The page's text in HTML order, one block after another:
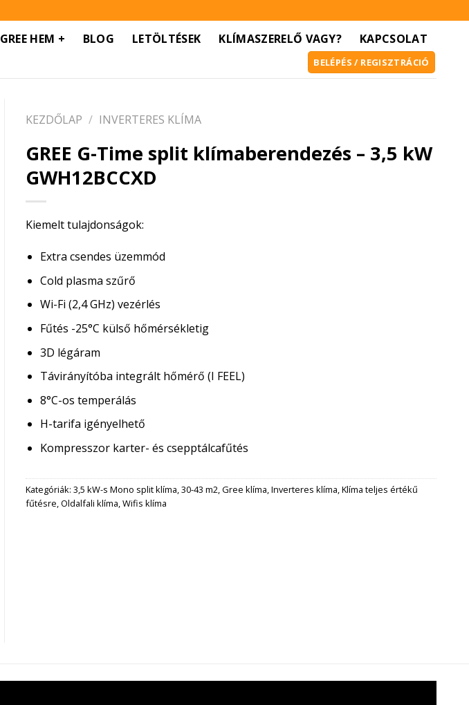
GREE HEM + BLOG LETÖLTÉSEK KLÍMASZERELŐ VAGY? KAPCSOLAT
BELÉPÉS / REGISZTRÁCIÓ
KEZDŐLAP / INVERTERES KLÍMA
GREE G-Time split klímaberendezés – 3,5 kW
GWH12BCCXD
Kiemelt tulajdonságok:
Extra csendes üzemmód
Cold plasma szűrő
Wi-Fi (2,4 GHz) vezérlés
Fűtés -25°C külső hőmérsékletig
3D légáram
Távirányítóba integrált hőmérő (I FEEL)
8°C-os temperálás
H-tarifa igényelhető
Kompresszor karter- és csepptálcafűtés
Kategóriák: 3,5 kW-s Mono split klíma,30-43 m2,Gree klíma,Inverteres klíma,Klíma teljes értékű
fűtésre,Oldalfali klíma,Wifis klíma